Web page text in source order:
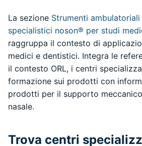
La sezione Strumenti
specialistici noson® per studi
raggruppa il contesto di
medici e dentistici. Integra le
il contesto ORL, i centri
formazione sui prodotti con
prodotti per il supporto
nasale.
Trova centri